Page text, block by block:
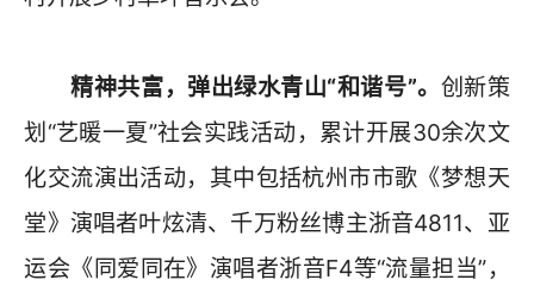
精神共富，弹出绿水青山“和谐号”。 创新策
划“艺暖一夏”社会实践活动，累计开展30余次文
化交流演出活动，其中包括杭州市市歌《梦想天
堂》演唱者叶炫清、千万粉丝博主浙音4811、亚
运会《同爱同在》演唱者浙音F4等“流量担当”，